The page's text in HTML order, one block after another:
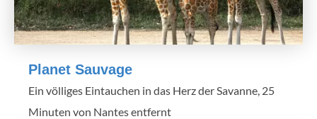
Planet Sauvage
Ein völliges Eintauchen in das Herz der Savanne, 25
Minuten von Nantes entfernt